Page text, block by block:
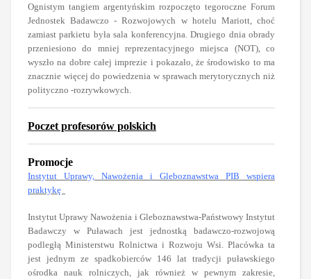
Ognistym tangiem argentyńskim rozpoczęto tegoroczne Forum
Jednostek Badawczo - Rozwojowych w hotelu Mariott, choć
zamiast parkietu była sala konferencyjna. Drugiego dnia obrady
przeniesiono do mniej reprezentacyjnego miejsca (NOT), co
wyszło na dobre całej imprezie i pokazało, że środowisko to ma
znacznie więcej do powiedzenia w sprawach merytorycznych niż
polityczno -rozrywkowych.
Poczet profesorów polskich
Promocje
Instytut Uprawy, Nawożenia i Gleboznawstwa PIB wspiera
praktykę
Instytut Uprawy Nawożenia i Gleboznawstwa-Państwowy Instytut
Badawczy w Puławach jest jednostką badawczo-rozwojową
podległą Ministerstwu Rolnictwa i Rozwoju Wsi. Placówka ta
jest jednym ze spadkobierców 146 lat tradycji puławskiego
ośrodka nauk rolniczych, jak również w pewnym zakresie,